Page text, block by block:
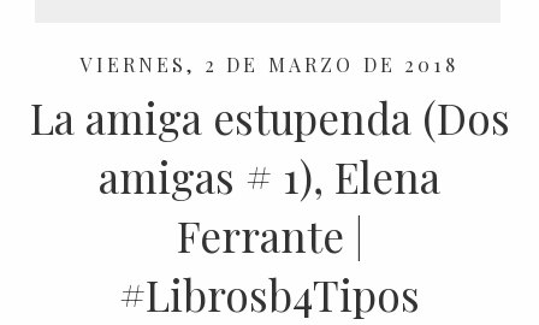
VIERNES, 2 DE MARZO DE 2018
La amiga estupenda (Dos
amigas # 1), Elena
Ferrante |
#Librosb4Tipos